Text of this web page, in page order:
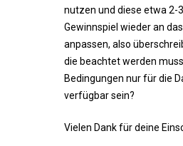
nutzen und diese etwa 2-
Gewinnspiel wieder an
anpassen, also
die beachtet werden
Bedingungen nur für die
verfügbar sein?
Vielen Dank für deine